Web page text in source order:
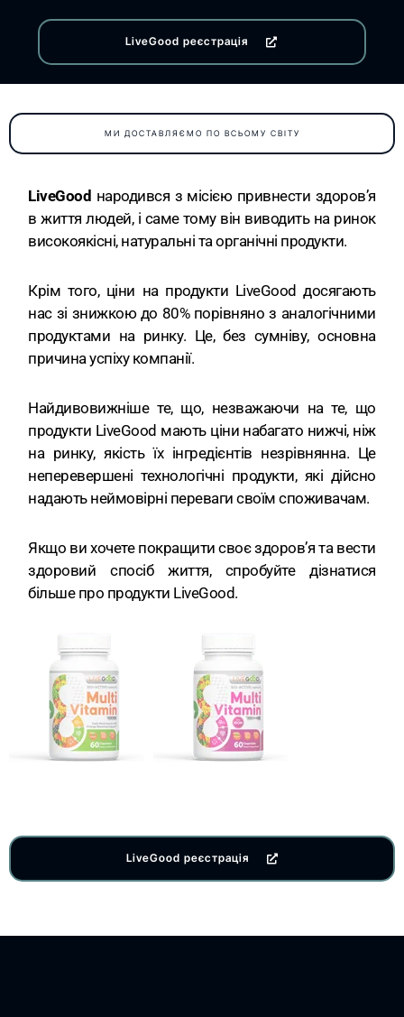
LiveGood реєстрація
МИ ДОСТАВЛЯЄМО ПО ВСЬОМУ СВІТУ
LiveGood народився з місією привнести здоров’я
в життя людей, і саме тому він виводить на ринок
високоякісні, натуральні та органічні продукти.
Крім того, ціни на продукти LiveGood досягають
нас зі знижкою до 80% порівняно з аналогічними
продуктами на ринку. Це, без сумніву, основна
причина успіху компанії.
Найдивовижніше те, що, незважаючи на те, що
продукти LiveGood мають ціни набагато нижчі, ніж
на ринку, якість їх інгредієнтів незрівнянна. Це
неперевершені технологічні продукти, які дійсно
надають неймовірні переваги своїм споживачам.
Якщо ви хочете покращити своє здоров’я та вести
здоровий спосіб життя, спробуйте дізнатися
більше про продукти LiveGood.
LiveGood реєстрація